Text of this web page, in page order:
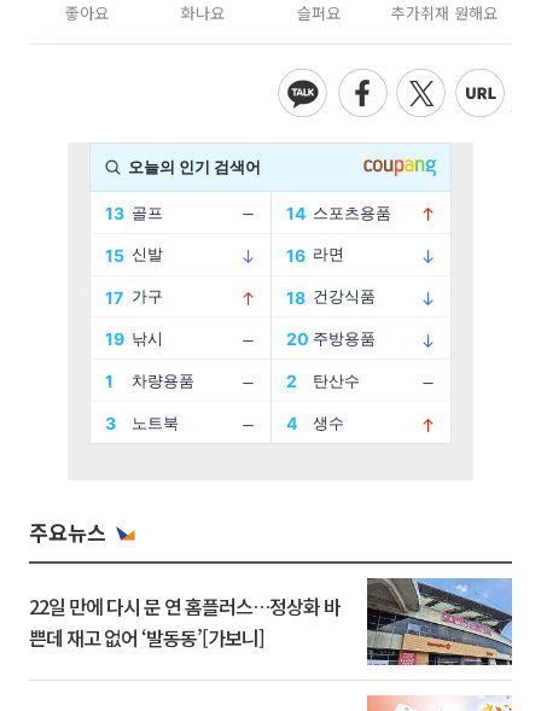
좋아요 화나요 슬퍼요 추가취재 원해요
주요뉴스
22일 만에 다시 문 연 홈플러스…정상화 바
쁜데 재고 없어 ‘발동동’[가보니]